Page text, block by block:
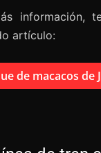
información,
artículo:
de macacos de